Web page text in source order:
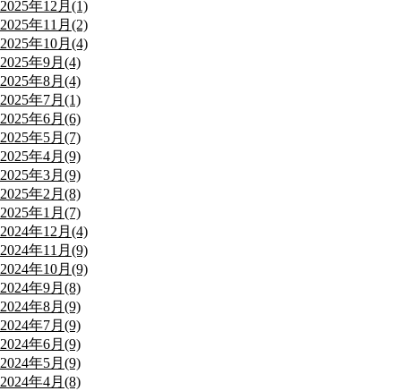
2025年12月(1)
2025年11月(2)
2025年10月(4)
2025年9月(4)
2025年8月(4)
2025年7月(1)
2025年6月(6)
2025年5月(7)
2025年4月(9)
2025年3月(9)
2025年2月(8)
2025年1月(7)
2024年12月(4)
2024年11月(9)
2024年10月(9)
2024年9月(8)
2024年8月(9)
2024年7月(9)
2024年6月(9)
2024年5月(9)
2024年4月(8)